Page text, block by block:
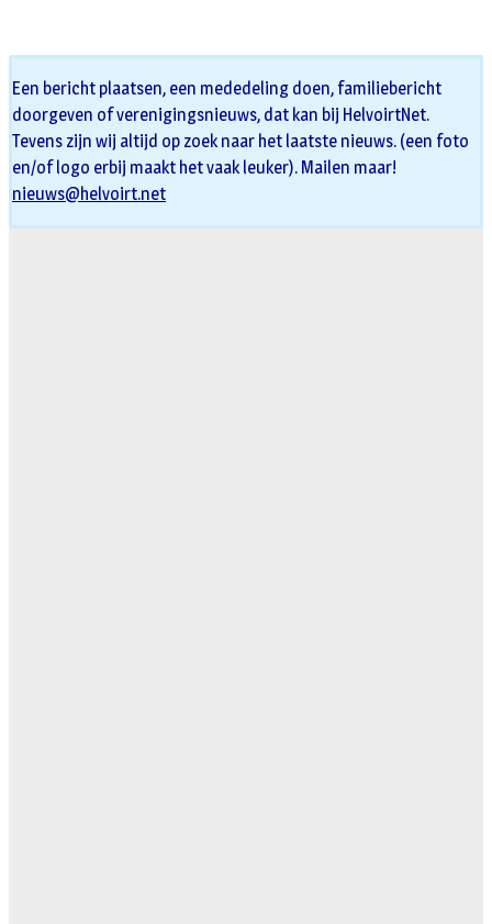
Een bericht plaatsen, een mededeling doen, familiebericht
doorgeven of verenigingsnieuws, dat kan bij HelvoirtNet.
Tevens zijn wij altijd op zoek naar het laatste nieuws. (een foto
en/of logo erbij maakt het vaak leuker). Mailen maar!
nieuws@helvoirt.net